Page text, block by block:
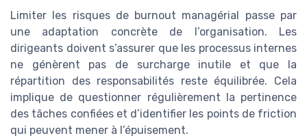
Limiter les risques de burnout managérial passe par
une adaptation concrète de l’organisation. Les
dirigeants doivent s’assurer que les processus internes
ne génèrent pas de surcharge inutile et que la
répartition des responsabilités reste équilibrée. Cela
implique de questionner régulièrement la pertinence
des tâches confiées et d’identifier les points de friction
qui peuvent mener à l’épuisement.